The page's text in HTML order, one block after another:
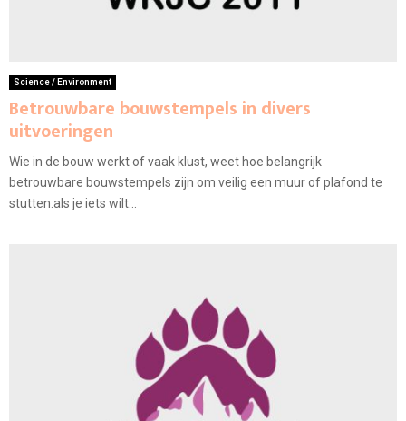
Science / Environment
Betrouwbare bouwstempels in divers
uitvoeringen
Wie in de bouw werkt of vaak klust, weet hoe belangrijk
betrouwbare bouwstempels zijn om veilig een muur of plafond te
stutten.als je iets wilt...